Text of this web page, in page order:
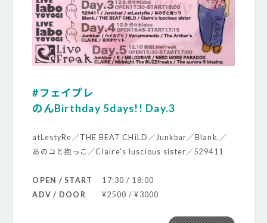
#フェイプレ
のんBirthday 5days!! Day.3
atLestyRe／THE BEAT CHiLD／Junkbar／Blank.／
あのコと抱っこ／Claire's luscious sister／529411
OPEN / START
17:30 / 18:00
ADV / DOOR
¥2500 / ¥3000